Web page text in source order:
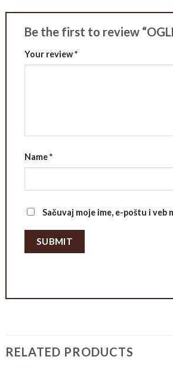
Be the first to review
Your review*
Name*
Sačuvaj moje ime, e-poštu i veb
RELATED PRODUCTS